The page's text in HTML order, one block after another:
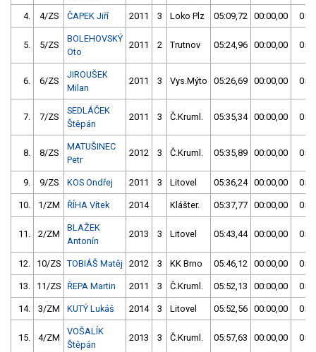
4. 4/ZS ČAPEK Jiří 2011 3 Loko Plz 05:09,72 00:00,00
5. 5/ZS
BOLEHOVSKÝ
Oto
2011 2 Trutnov 05:24,96 00:00,00
6. 6/ZS
JIROUŠEK
Milan
2011 3 Vys.Mýto 05:26,69 00:00,00
7. 7/ZS
SEDLÁČEK
Štěpán
2011 3 Č.Kruml. 05:35,34 00:00,00
8. 8/ZS
MATUŠINEC
Petr
2012 3 Č.Kruml. 05:35,89 00:00,00
9. 9/ZS KOS Ondřej 2011 3 Litovel 05:36,24 00:00,00
10. 1/ZM ŘÍHA Vítek 2014 Klášter. 05:37,77 00:00,00
11. 2/ZM
BLAŽEK
Antonín
2013 3 Litovel 05:43,44 00:00,00
12. 10/ZS TOBIÁŠ Matěj 2012 3 KK Brno 05:46,12 00:00,00
13. 11/ZS ŘEPA Martin 2011 3 Č.Kruml. 05:52,13 00:00,00
14. 3/ZM KUTÝ Lukáš 2014 3 Litovel 05:52,56 00:00,00
15. 4/ZM
VOŠALÍK
Štěpán
2013 3 Č.Kruml. 05:57,63 00:00,00